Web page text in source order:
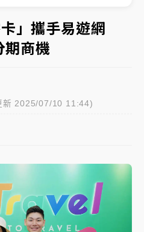
大校長高為元致歉：機會
來了！4縣市大雨特報、各
9000億元下半年續旺指
注的四大重點
高 前7月獲利成長6%
！少東涉洗錢遭收押 戴手銬
」攜手易遊網
期商機
新 2025/07/10 11:44)